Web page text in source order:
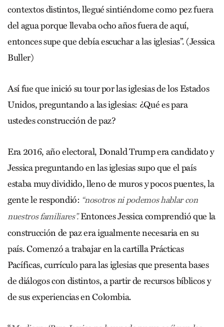
contextos distintos, llegué sintiéndome como pez fuera
del agua porque llevaba ocho años fuera de aquí,
entonces supe que debía escuchar a las iglesias”. (Jessica
Buller)
Así fue que inició su tour por las iglesias de los Estados
Unidos, preguntando a las iglesias: ¿Qué es para
ustedes construcción de paz?
Era 2016, año electoral, Donald Trump era candidato y
Jessica preguntando en las iglesias supo que el país
estaba muy dividido, lleno de muros y pocos puentes, la
gente le respondió: “nosotros ni podemos hablar con
nuestros familiares”.Entonces Jessica comprendió que la
construcción de paz era igualmente necesaria en su
país. Comenzó a trabajar en la cartilla Prácticas
Pacíficas, currículo para las iglesias que presenta bases
de diálogos con distintos, a partir de recursos bíblicos y
de sus experiencias en Colombia.